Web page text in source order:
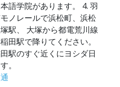
語学院があります。 4. 羽
ノレールで浜松町、浜松
駅、 大塚から都電荒川線
田駅で降りてください。
駅のすぐ近くにヨシダ日
。